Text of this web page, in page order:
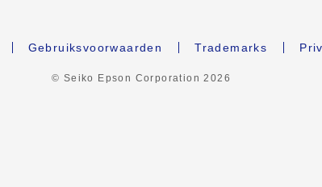
Gebruiksvoorwaarden Trademarks
© Seiko Epson Corporation 2026